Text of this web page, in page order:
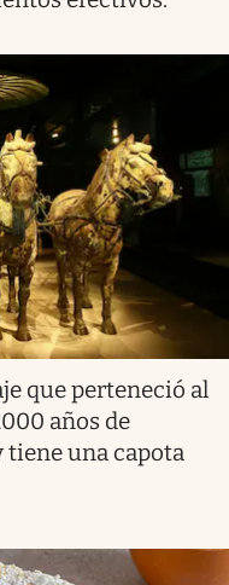
que perteneció al
años de
tiene una capota